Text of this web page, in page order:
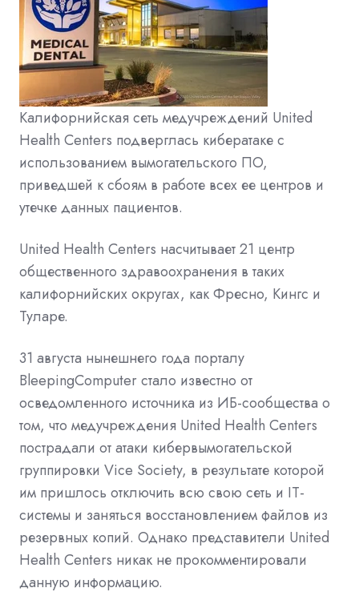
Калифорнийская сеть медучреждений United
Health Centers подверглась кибератаке с
использованием вымогательского ПО,
приведшей к сбоям в работе всех ее центров и
утечке данных пациентов.
United Health Centers насчитывает 21 центр
общественного здравоохранения в таких
калифорнийских округах, как Фресно, Кингс и
Туларе.
31 августа нынешнего года порталу
BleepingComputer стало известно от
осведомленного источника из ИБ-сообщества о
том, что медучреждения United Health Centers
пострадали от атаки кибервымогательской
группировки Vice Society, в результате которой
им пришлось отключить всю свою сеть и IT-
системы и заняться восстановлением файлов из
резервных копий. Однако представители United
Health Centers никак не прокомментировали
данную информацию.